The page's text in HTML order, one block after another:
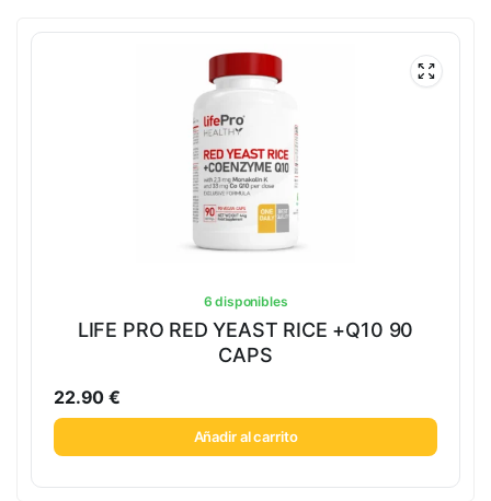
6 disponibles
LIFE PRO RED YEAST RICE +Q10 90
CAPS
22.90€
Añadir al carrito